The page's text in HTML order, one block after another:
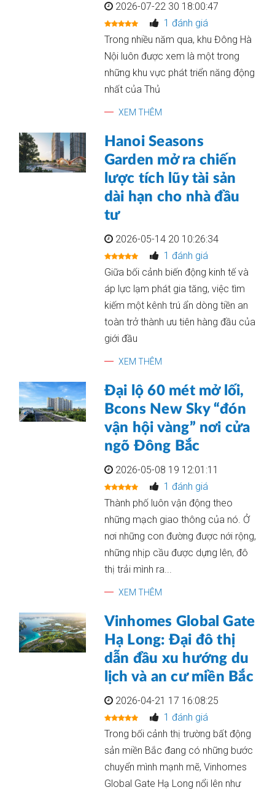
2026-07-22 30 18:00:47
1 đánh giá
Trong nhiều năm qua, khu Đông Hà
Nội luôn được xem là một trong
những khu vực phát triển năng động
nhất của Thủ
XEM THÊM
Hanoi Seasons
Garden mở ra chiến
lược tích lũy tài sản
dài hạn cho nhà đầu
tư
2026-05-14 20 10:26:34
1 đánh giá
Giữa bối cảnh biến động kinh tế và
áp lực lạm phát gia tăng, việc tìm
kiếm một kênh trú ẩn dòng tiền an
toàn trở thành ưu tiên hàng đầu của
giới đầu
XEM THÊM
Đại lộ 60 mét mở lối,
Bcons New Sky “đón
vận hội vàng” nơi cửa
ngõ Đông Bắc
2026-05-08 19 12:01:11
1 đánh giá
Thành phố luôn vận động theo
những mạch giao thông của nó. Ở
nơi những con đường được nới rộng,
những nhịp cầu được dựng lên, đô
thị trải mình ra...
XEM THÊM
Vinhomes Global Gate
Hạ Long: Đại đô thị
dẫn đầu xu hướng du
lịch và an cư miền Bắc
2026-04-21 17 16:08:25
1 đánh giá
Trong bối cảnh thị trường bất động
sản miền Bắc đang có những bước
chuyển mình mạnh mẽ, Vinhomes
Global Gate Hạ Long nổi lên như